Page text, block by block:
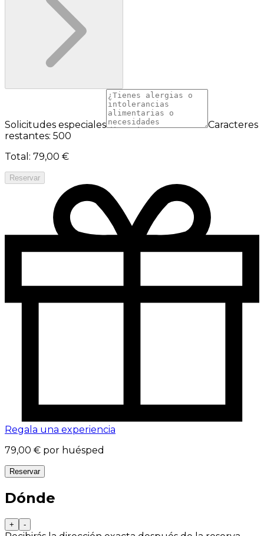
Solicitudes especiales
Caracteres
restantes: 500
Total : 79,00 €
Reservar
Regala una experiencia
79,00 € por huésped
Reservar
Dónde
+ -